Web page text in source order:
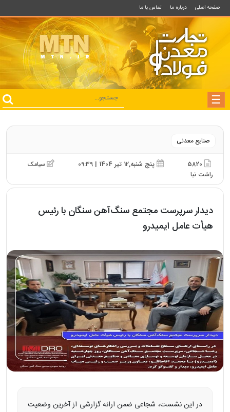
صفحه اصلی درباره ما تماس با ما
صنایع معدنی
5820 پنج شنبه,12 تیر 1404 | 09:39
سیامک
راشت نیا
دیدار سرپرست مجتمع سنگ‌آهن سنگان با رئیس
هیأت عامل ایمیدرو
در این نشست، شجاعی ضمن ارائه گزارشی از آخرین وضعیت